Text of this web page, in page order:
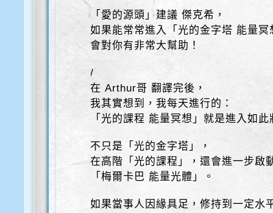
「愛的源頭」建議 傑克希，
如果能常常進入「光的金字塔 能量冥
會對你有非常大幫助！
/
在 Arthur哥 翻譯完後，
我其實想到，我每天進行的：
「光的課程 能量冥想」就是進入如此
不只是「光的金字塔」，
在高階「光的課程」，還會進一步啟
「梅爾卡巴 能量光體」。
如果當事人因緣具足，修持到一定水